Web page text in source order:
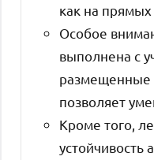
как на прямых
Особое
выполнена с
размещенные
позволяет
Кроме того,
устойчивость